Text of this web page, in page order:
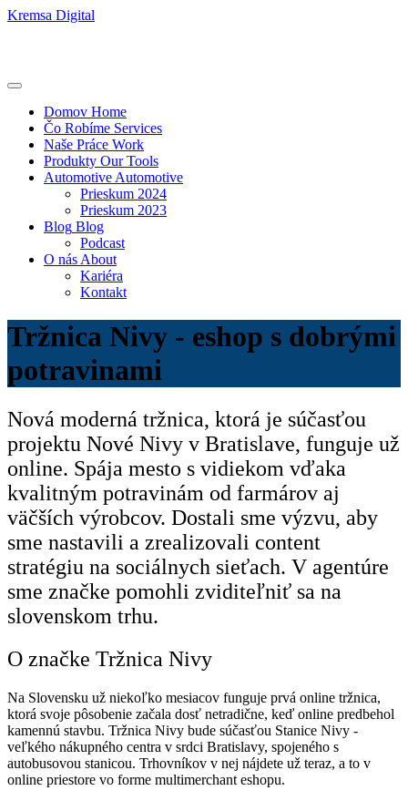
Kremsa Digital
Domov Home
Čo Robíme Services
Naše Práce Work
Produkty Our Tools
Automotive Automotive
Prieskum 2024
Prieskum 2023
Blog Blog
Podcast
O nás About
Kariéra
Kontakt
Tržnica Nivy - eshop s dobrými
potravinami
Nová moderná tržnica, ktorá je súčasťou
projektu Nové Nivy v Bratislave, funguje už
online. Spája mesto s vidiekom vďaka
kvalitným potravinám od farmárov aj
väčších výrobcov. Dostali sme výzvu, aby
sme nastavili a zrealizovali content
stratégiu na sociálnych sieťach. V agentúre
sme značke pomohli zviditeľniť sa na
slovenskom trhu.
O značke Tržnica Nivy
Na Slovensku už niekoľko mesiacov funguje prvá online tržnica,
ktorá svoje pôsobenie začala dosť netradične, keď online predbehol
kamennú stavbu. Tržnica Nivy bude súčasťou Stanice Nivy -
veľkého nákupného centra v srdci Bratislavy, spojeného s
autobusovou stanicou. Trhovníkov v nej nájdete už teraz, a to v
online priestore vo forme multimerchant eshopu.